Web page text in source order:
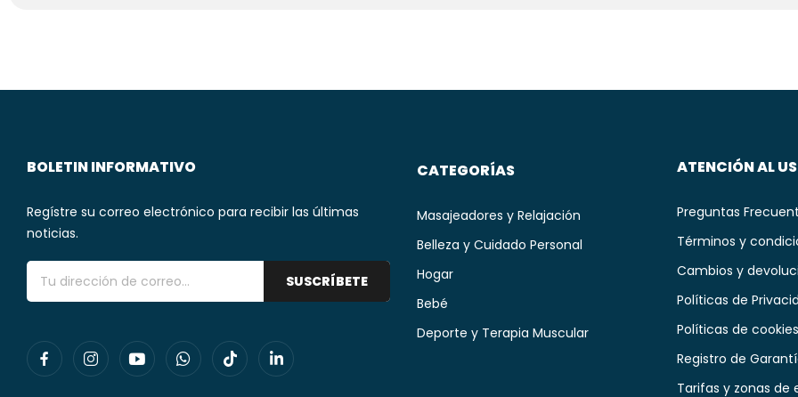
BOLETIN INFORMATIVO
Regístre su correo electrónico para recibir las últimas
noticias.
SUSCRÍBETE
CATEGORÍAS
Masajeadores y Relajación
Belleza y Cuidado Personal
Hogar
Bebé
Deporte y Terapia Muscular
ATENCIÓN AL
Preguntas
Términos y
Cambios y
Políticas de
Políticas de cookies
Registro de
Tarifas y zonas de